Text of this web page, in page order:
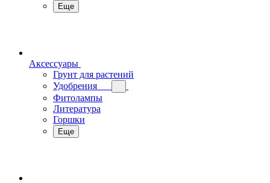
Еще
Аксессуары
Грунт для растений
Удобрения
Фитолампы
Литература
Горшки
Еще